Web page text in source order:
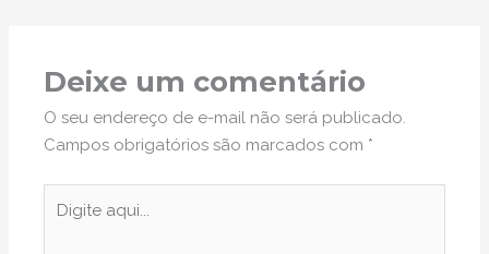
Deixe um comentário
O seu endereço de e-mail não será publicado.
Campos obrigatórios são marcados com *
aqui...